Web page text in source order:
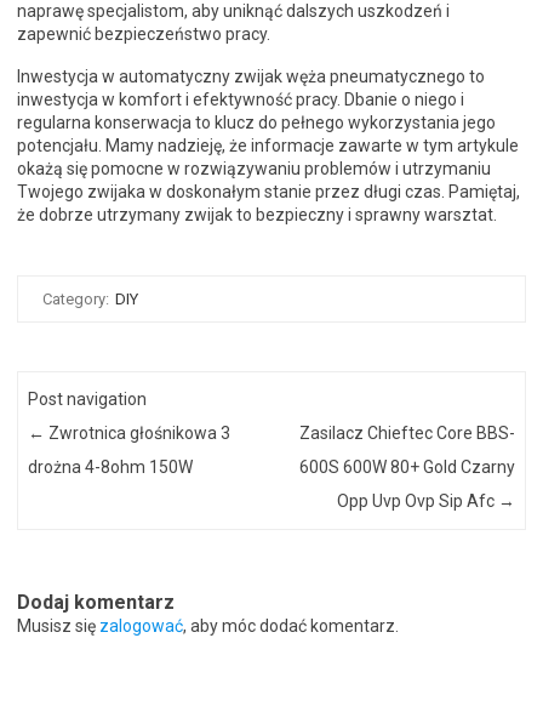
naprawę specjalistom, aby uniknąć dalszych uszkodzeń i
zapewnić bezpieczeństwo pracy.
Inwestycja w automatyczny zwijak węża pneumatycznego to
inwestycja w komfort i efektywność pracy. Dbanie o niego i
regularna konserwacja to klucz do pełnego wykorzystania jego
potencjału. Mamy nadzieję, że informacje zawarte w tym artykule
okażą się pomocne w rozwiązywaniu problemów i utrzymaniu
Twojego zwijaka w doskonałym stanie przez długi czas. Pamiętaj,
że dobrze utrzymany zwijak to bezpieczny i sprawny warsztat.
Category: DIY
Post navigation
← Zwrotnica głośnikowa 3
drożna 4-8ohm 150W
Zasilacz Chieftec Core BBS-
600S 600W 80+ Gold Czarny
Opp Uvp Ovp Sip Afc →
Dodaj komentarz
Musisz się zalogować, aby móc dodać komentarz.